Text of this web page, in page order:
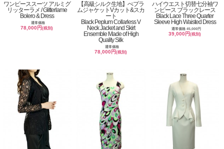
ワンピーススーツ アルミグ
リッターラメ / Glitterlame
Bolero & Dress
通常価格
78,000円(税別)
【高級シルク生地】ぺプラ
ムジャケットVカット&スカ
ート
Black Peplum Collarless V
Neck Jacket and Skirt
Ensemble Made of High
Quality Silk
通常価格
78,000円(税別)
ハイウエスト切替七分袖ワ
ンピース ブラックレース
Black Lace Three Quarter
Sleeve High Waisted Dress
通常価格 45,000円
39,000円(税別)